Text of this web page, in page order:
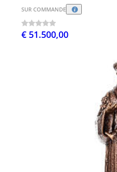
SUR COMMANDE
€ 51.500,00